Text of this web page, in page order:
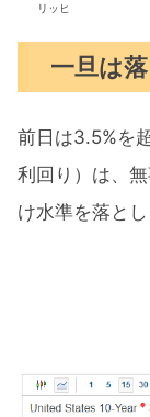
リッヒ
一旦は
前日は3.5%を
利回り）は、
け水準を落とし